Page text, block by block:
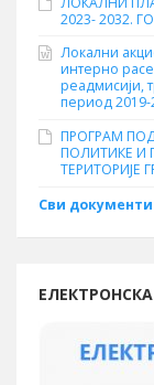
2023- 2032.
Локални
интерно
реадмисији,
период 2019-
ПРОГРАМ
ПОЛИТИКЕ И
ТЕРИТОРИЈЕ
Сви документи